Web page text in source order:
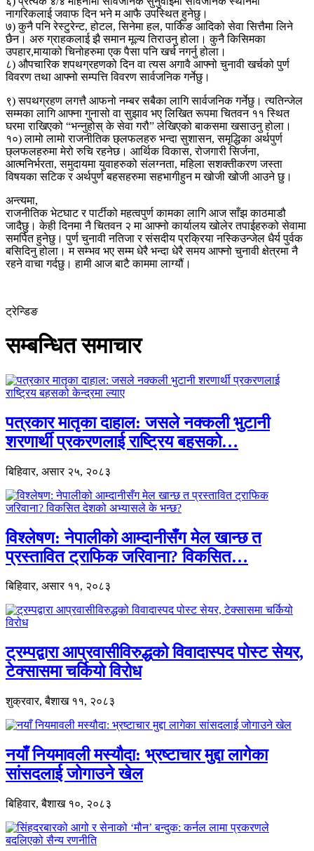
नागरिकलाई जवाफ दिन भने म आफै उपस्थित हुनेछु।
७) कुनै पनि रेस्टुरेन्ट, होटल, सिनेमा हल, पार्किङ आदिको सेवा सित्तैमा लिने
छैन। अरु ग्राहकलाई झै समान मूल्य तिराउनु होला। कुनै किसिमका
उपहार,मायाको चिनोहरुमा एक पैसा पनि खर्च नगर्नु होला।
८) औपचारिक शपथग्रहणको दिन वा त्यस अगावै आफ्नो चुनावी खर्चको पुर्ण
विवरण तथा आफ्नो सम्पत्ति विवरण सार्वजनिक गर्नेछु।
९) सपथग्रहण लगत्तै आफनो नम्बर सबैका लागि सार्वजनिक गर्नेछु। त्यतिन्जेल
सम्मका लागि आफ्ना गुनासो वा सुझाव भए लिखित रूपमा चितवन ११ स्थित
घरमा राखिएको “भन्नुहोस् के सेवा गरौ” लेखिएको बाकसमा खसाउनु होला।
१०) लामो लामो राजनीतिक छ्लफलहरु भन्दा सुशासन, समृद्धिका अर्थपुर्ण
छ्लफलहरुमा मेरो रुचि रहनेछ। आर्थिक विकास, रोजगारी सिर्जना,
आत्मनिर्भरता, समुदायमा युवाहरुको संलग्नता, महिला सशक्तीकरण जस्ता
विषयका सटिक र अर्थपुर्ण बहसहरुमा सहभागीहुन म खोजी खोजी आउने छु।
अन्त्यमा,
राजनीतिक भेटघाट र पार्टीको महत्वपुर्ण कामका लागि आज साँझ काठमाडौ
जादैछु। केही दिनमा नै चितवन २ मा आफ्नो कार्यालय खोलेर तपाईहरुको सेवामा
समर्पित हुनेछु। पुर्ण चुनावी नतिजा र संसदीय प्रक्रिया नस्किउन्जेल धैर्य पुर्वक
बसिदिनु होला। म सम्भव भए सम्म धेरै भन्दा धेरै समय आफ्नो चुनावी क्षेत्रमा नै
रहने वाचा गर्दछु। हामी आज बाटै काममा लाग्यौं।
ट्रेन्डिङ
सम्बन्धित समाचार
पत्रकार मातृका दाहाल: जसले नक्कली भुटानी
शरणार्थी प्रकरणलाई राष्ट्रिय बहसको…
बिहिवार, असार २५, २०८३
विश्लेषण: नेपालीको आम्दानीसँग मेल खान्छ त
प्रस्तावित ट्राफिक जरिवाना? विकसित…
बिहिवार, असार ११, २०८३
ट्रम्पद्वारा आप्रवासीविरुद्धको विवादास्पद पोस्ट सेयर,
टेक्सासमा चर्कियो विरोध
शुक्रवार, बैशाख ११, २०८३
नयाँ नियमावली मस्यौदा: भ्रष्टाचार मुद्दा लागेका
सांसदलाई जोगाउने खेल
बिहिवार, बैशाख १०, २०८३